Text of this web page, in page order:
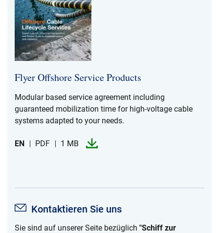
Flyer Offshore Service Products
Modular based service agreement including
guaranteed mobilization time for high-​voltage cable
systems adapted to your needs.​
EN PDF 1 MB
Kontaktieren Sie uns
Sie sind auf unserer Seite bezüglich "Schiff zur